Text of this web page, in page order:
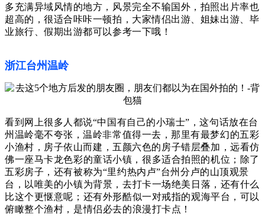
多充满异域风情的地方，风景完全不输国外，拍照出片率也
超高的，很适合咔咔一顿拍，大家情侣出游、姐妹出游、毕
业旅行、假期出游都可以参考一下哦！
浙江台州温岭
看到网上很多人都说“中国有自己的小瑞士”，这句话放在台
州温岭毫不夸张，温岭非常值得一去，那里有最梦幻的五彩
小渔村，房子依山而建， 五颜六色的房子错层叠加，远看仿
佛一座马卡龙色彩的童话小镇，很多适合拍照的机位；除了
五彩房子，还有被称为“里约热内卢”台州分卢的山顶观景
台，以唯美的小镇为背景，去打卡一场绝美日落，还有什么
比这个更惬意呢；还有外形酷似一对戒指的观海平台，可以
俯瞰整个渔村，是情侣必去的浪漫打卡点！